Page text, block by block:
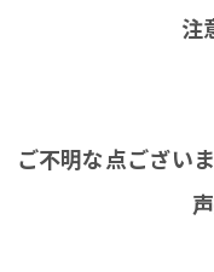
注
ご不明な点ござい